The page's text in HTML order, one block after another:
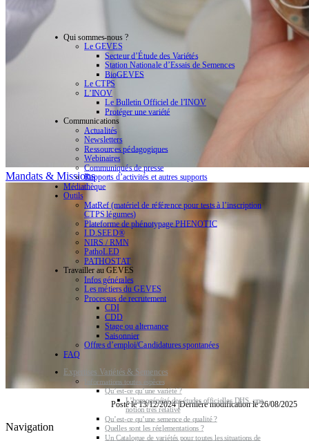
Mandats & Missions
Posté le 13/12/2024 |Dernière modification le 26/08/2025
Navigation
Qui sommes-nous ?
Le GEVES
Secteur d’Étude des Variétés
Station Nationale d’Essais de Semences
BioGEVES
Le CTPS
L’INOV
Le Bulletin Officiel de l’INOV
Protéger une variété
Communications
Actualités
Newsletters
Ressources pédagogiques
Webinaires
Communiqués de presse
Rapports d’activités et autres supports
Médiathèque
Outils
MatRef (matériel de référence pour tests à l’inscription
CTPS légumes)
Plateforme de phénotypage PHENOTIC
I.D.SEED®
NIRS / RMN
PathoLED
PATHOSTAT
Travailler au GEVES
Infos générales
Les métiers du GEVES
Processus de recrutement
CDI
CDD
Stage ou alternance
Saisonnier
Offres d’emploi/Candidatures spontanées
FAQ
Expertises Variétés & Semences
Informations toutes espèces
Qu’est-ce qu’une variété ?
L’homogénéité des études officielles DHS, une
notion très relative
Qu’est-ce qu’une semence de qualité ?
Quelles sont les réglementations ?
Un Catalogue de variétés pour toutes les situations de